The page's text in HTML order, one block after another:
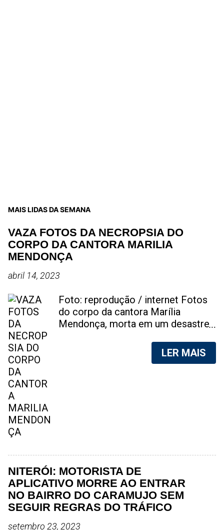
MAIS LIDAS DA SEMANA
VAZA FOTOS DA NECROPSIA DO
CORPO DA CANTORA MARILIA
MENDONÇA
abril 14, 2023
Foto: reprodução / internet Fotos
do corpo da cantora Marília
Mendonça, morta em um desastre
foram vazadas na internet. A
divulgação de fotos do corpo de
vendendo as fotos. Cada foto, no
valor de R$20 (Vinte reais). A
assessoria da família de Marília
Mendonça, se pronunciou sobre o
caso. "Estamos todos chocados,
LER MAIS
NITERÓI: MOTORISTA DE
APLICATIVO MORRE AO ENTRAR
NO BAIRRO DO CARAMUJO SEM
SEGUIR REGRAS DO TRÁFICO
setembro 23, 2023